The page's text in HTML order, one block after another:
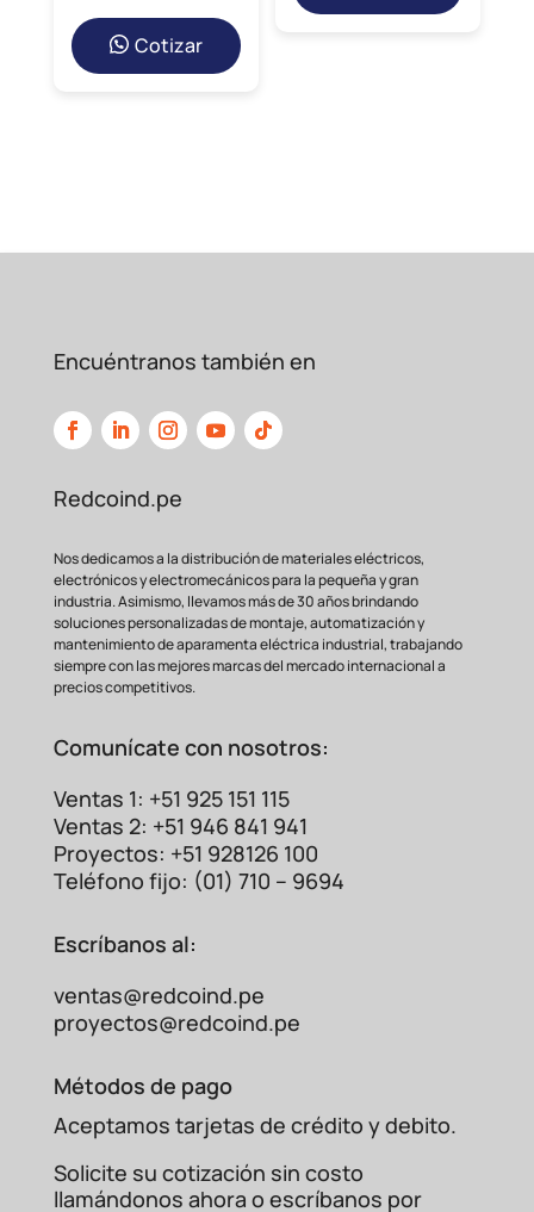
Cotizar
Encuéntranos también en
Redcoind.pe
Nos dedicamos a la distribución de materiales eléctricos,
electrónicos y electromecánicos para la pequeña y gran
industria. Asimismo, llevamos más de 30 años brindando
soluciones personalizadas de montaje, automatización y
mantenimiento de aparamenta eléctrica industrial, trabajando
siempre con las mejores marcas del mercado internacional a
precios competitivos.
Comunícate con nosotros:
Ventas 1: +51 925 151 115
Ventas 2: +51 946 841 941
Proyectos: +51 928126 100
Teléfono fijo: (01) 710 – 9694
Escríbanos al:
ventas@redcoind.pe
proyectos@redcoind.pe
Métodos de pago
Aceptamos tarjetas de crédito y debito.
Solicite su cotización sin costo
llamándonos ahora o escríbanos por